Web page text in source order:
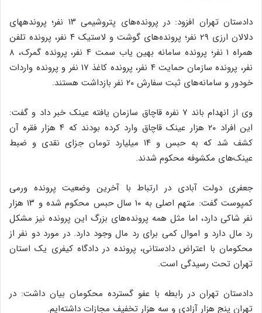
دادستان تهران افزود: در پرونده‌های پتروشیمی ۱۳ نفر؛ پرونده‎های
دلالان ارزی ۲۹ نفر؛ پرونده‌های گوشت و لاستیک ۴ نفر، پرونده تلفن
همراه ۱ نفر؛ پرونده سامانه بهین یاب سمت ۴ نفر، پرونده گمرک، ۸
نفر، پرونده سازمان حمایت ۴ نفر، پرونده کاغذ ۱۷ نفر و پرونده واردات
خودور و سامانه‌های ثبت سفارش ۲۰ نفر بازداشت هستند.
وی از انهدام باند ۷ نفره قاچاق سازمان یافته عینک خبر داد و گفت:
این افراد ۲۰ هزار عینک قاچاق وارد کرده بودند که ۴ هزار فقره آن
کشف شد که به حبس و ۱۴ میلیارد تومان جزای نقدی و ضبط
عینک‌های مکشوفه محکوم شدند.
جعفری دولت آبادی در ارتباط با آخرین وضعیت پرونده ورمی
کمپوست گفت: متهم اصلی به ۱۰ سال حبس محکوم شده و ۱۳ هزار
نفر شاکی دارد، اما مثل همه پرونده‌های بزرگ این پرونده نیز مشکل
رد مال دارد و اموال کمی برای رد مال وجود دارد. در مورد دو نفر از
محکومان با اعتراض دادستانی، پرونده در دادگاه کیفری یک استان
تهران تحت رسیدگی است.
دادستان تهران در رابطه با عفو گسترده محکومان بیان داشت: در
تهران پنج هزار آزادی و سه هزار تخفیف مجازات داشته‌ایم.